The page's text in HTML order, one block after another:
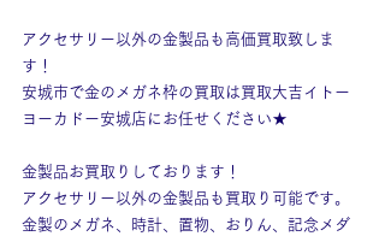
アクセサリー以外の金製品も高価買取致しま
す！
安城市で金のメガネ枠の買取は買取大吉イトー
ヨーカドー安城店にお任せください★
金製品お買取りしております！
アクセサリー以外の金製品も買取り可能です。
金製のメガネ、時計、置物、おりん、記念メダ